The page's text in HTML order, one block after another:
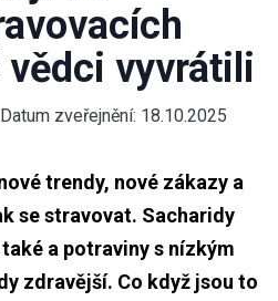
vyvrátili
Datum zveřejnění: 18.10.2025
trendy, nové zákazy a
se stravovat. Sacharidy
a potraviny s nízkým
zdravější. Co když jsou to